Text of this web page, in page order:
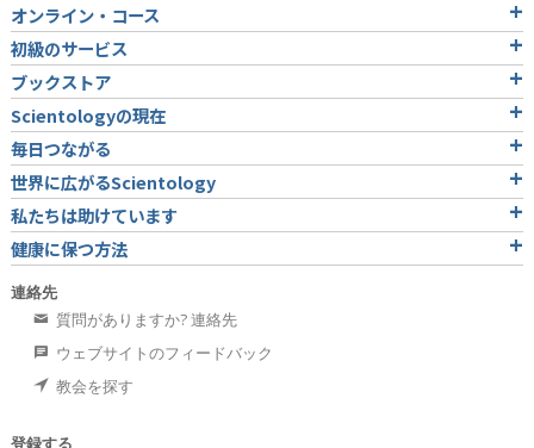
オンライン・コース
初級のサービス
ブックストア
Scientologyの現在
毎日つながる
世界に広がるScientology
私たちは助けています
健康に保つ方法
連絡先
質問がありますか? 連絡先
ウェブサイトのフィードバック
教会を探す
登録する